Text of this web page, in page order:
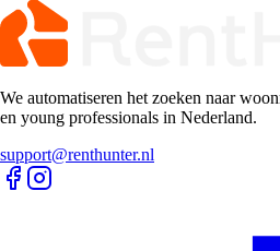
We automatiseren het zoeken naar
en young professionals in Nederland.
support@renthunter.nl